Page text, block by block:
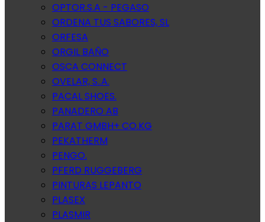
OPTOR.S.A - PEGASO
ORDENA TUS SABORES, SL
ORFESA
ORGIL BAÑO
OSCA CONNECT
OVELAR, S..A.
PACAL SHOES.
PANADERO AB
PARAT GMBH+ CO.KG
PEKATHERM
PENGO.
PFERD RUGGEBERG
PINTURAS LEPANTO
PLASEX
PLASMIR